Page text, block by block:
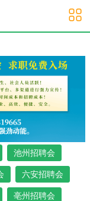
池州招聘会
六安招聘会
亳州招聘会